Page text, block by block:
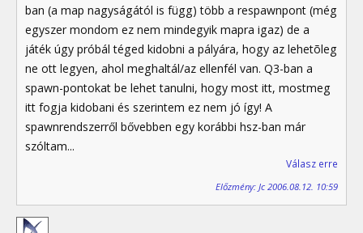
ban (a map nagyságától is függ) több a respawnpont (még
egyszer mondom ez nem mindegyik mapra igaz) de a
játék úgy próbál téged kidobni a pályára, hogy az lehetõleg
ne ott legyen, ahol meghaltál/az ellenfél van. Q3-ban a
spawn-pontokat be lehet tanulni, hogy most itt, mostmeg
itt fogja kidobani és szerintem ez nem jó így! A
spawnrendszerről bővebben egy korábbi hsz-ban már
szóltam...
Válasz erre
Előzmény: Jc 2006.08.12. 10:59